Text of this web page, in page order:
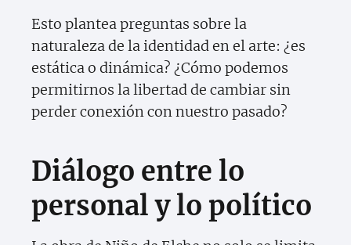
Esto plantea preguntas sobre la
naturaleza de la identidad en el arte: ¿es
estática o dinámica? ¿Cómo podemos
permitirnos la libertad de cambiar sin
perder conexión con nuestro pasado?
Diálogo entre lo
personal y lo político